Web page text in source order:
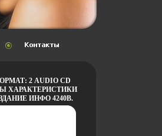
2 AUDIO CD
ХАРАКТЕРИСТИКИ
ИНФО 4240B.